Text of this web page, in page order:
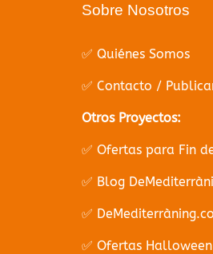
Sobre Nosotros
✅ Quiénes Somos
✅ Contacto /
Otros Proyectos:
✅ Ofertas para Fin
✅ Blog
✅
✅ Ofertas Halloween